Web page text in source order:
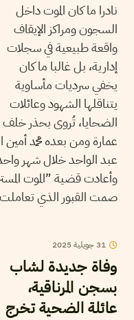
نادرا ما كان الموت داخل
السجون ومراكز الإيقاف
واقعة طبيعية في سجلات
إدارية، بل غالبا ما كان
يخفي سرديات مأساوية
يتناقلها الشهود وعائلات
الضحايا، تُروى بحذر خلف
عمارة ومن بعده محمد
عبد الواحد خلال شهر
وأعادت قضية ”الموت
صمت القبور الذي
31 جويلية 2025
وفاة جديدة لشاب
بسجن المرناقية،
عائلة الضحية تخرج